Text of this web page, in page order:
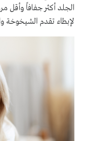
الجلد أكثر جفافاً وأقل
لإبطاء تقدم